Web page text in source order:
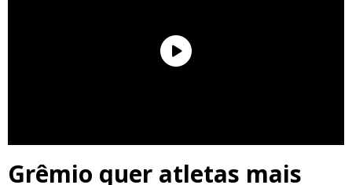
Grêmio quer atletas mais